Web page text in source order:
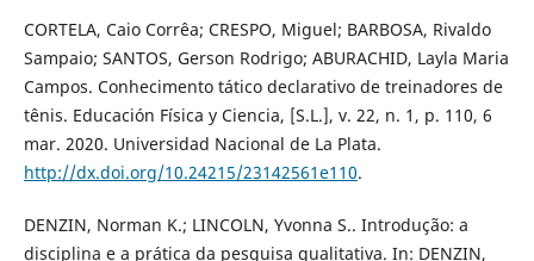
CORTELA, Caio Corrêa; CRESPO, Miguel; BARBOSA, Rivaldo
Sampaio; SANTOS, Gerson Rodrigo; ABURACHID, Layla Maria
Campos. Conhecimento tático declarativo de treinadores de
tênis. Educación Física y Ciencia, [S.L.], v. 22, n. 1, p. 110, 6
mar. 2020. Universidad Nacional de La Plata.
http://dx.doi.org/10.24215/23142561e110.
DENZIN, Norman K.; LINCOLN, Yvonna S.. Introdução: a
disciplina e a prática da pesquisa qualitativa. In: DENZIN,